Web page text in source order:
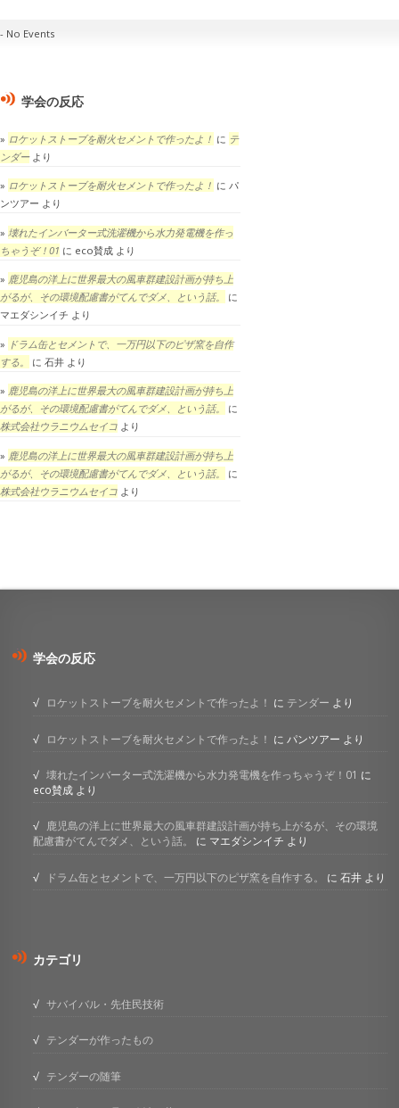
No Events
学会の反応
ロケットストーブを耐火セメントで作ったよ！ に テ
ンダーより
ロケットストーブを耐火セメントで作ったよ！ に パ
ンツアー より
壊れたインバーター式洗濯機から水力発電機を作っ
ちゃうぞ！01 に eco賛成 より
鹿児島の洋上に世界最大の風車群建設計画が持ち上
がるが、その環境配慮書がてんでダメ、という話。
に
マエダシンイチ より
ドラム缶とセメントで、一万円以下のピザ窯を自作
する。
に 石井 より
鹿児島の洋上に世界最大の風車群建設計画が持ち上
がるが、その環境配慮書がてんでダメ、という話。
に
株式会社ウラニウムセイコ より
鹿児島の洋上に世界最大の風車群建設計画が持ち上
がるが、その環境配慮書がてんでダメ、という話。
に
株式会社ウラニウムセイコ より
学会の反応
ロケットストーブを耐火セメントで作ったよ！ に テンダー より
ロケットストーブを耐火セメントで作ったよ！ に パンツアー より
壊れたインバーター式洗濯機から水力発電機を作っちゃうぞ！01 に
eco賛成 より
鹿児島の洋上に世界最大の風車群建設計画が持ち上がるが、その環境
配慮書がてんでダメ、という話。
に マエダシンイチ より
ドラム缶とセメントで、一万円以下のピザ窯を自作する。 に石井 より
カテゴリ
サバイバル・先住民技術
テンダーが作ったもの
テンダーの随筆